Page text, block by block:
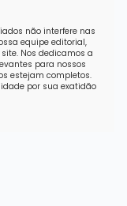
não interfere nas
equipe editorial,
Nos dedicamos a
para nossos
estejam completos.
por sua exatidão